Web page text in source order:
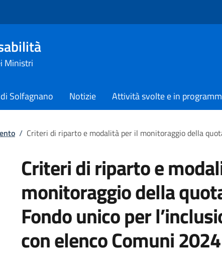
Ministri
Solfagnano Notizie Attività svolte e in
/ Criteri di riparto e modalità per il monitoraggio della
Criteri di riparto e
monitoraggio della
Fondo unico per
con elenco Comuni 2024